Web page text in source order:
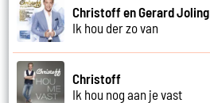
Christoff en Gerard Joling
Ik hou der zo van
Christoff
Ik hou nog aan je vast